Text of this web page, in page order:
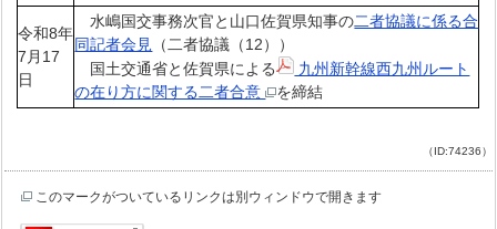
令和8年
7月17
日
水嶋国交事務次官と山口佐賀県知事の二者協議に係る合
同記者会見 （二者協議（12））
国土交通省と佐賀県による
九州新幹線西九州ルート
の在り方に関する二者合意
を締結
（ID:74236）
このマークがついているリンクは別ウィンドウで開きます